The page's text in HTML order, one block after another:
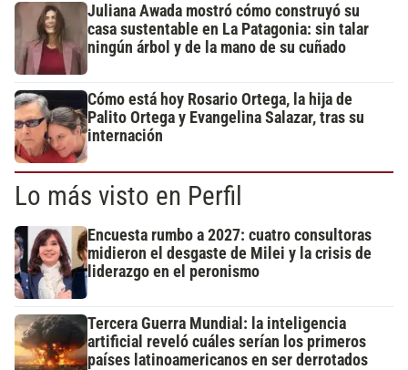
Juliana Awada mostró cómo construyó su
casa sustentable en La Patagonia: sin talar
ningún árbol y de la mano de su cuñado
Cómo está hoy Rosario Ortega, la hija de
Palito Ortega y Evangelina Salazar, tras su
internación
Lo más visto en Perfil
Encuesta rumbo a 2027: cuatro consultoras
midieron el desgaste de Milei y la crisis de
liderazgo en el peronismo
Tercera Guerra Mundial: la inteligencia
artificial reveló cuáles serían los primeros
países latinoamericanos en ser derrotados